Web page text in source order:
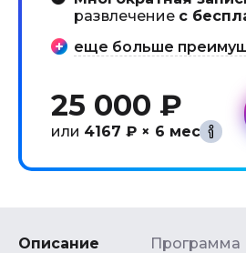
развлечение с
еще больше
25 000 ₽
или 4167 ₽ × 6 мес
Описание Программа